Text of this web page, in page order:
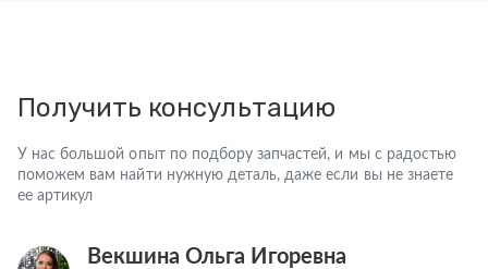
Получить консультацию
У нас большой опыт по подбору запчастей, и мы с радостью
поможем вам найти нужную деталь, даже если вы не знаете
ее артикул
Векшина Ольга Игоревна